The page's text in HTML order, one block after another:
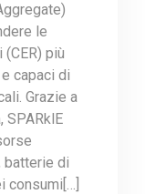
le
più
capaci di
Grazie a
SPARklE
di
consumi[…]